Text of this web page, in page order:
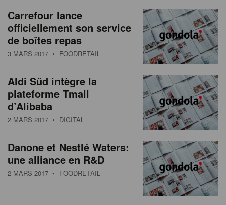
Carrefour lance
officiellement son service
de boîtes repas
3 MARS 2017 • FOODRETAIL
Aldi Süd intègre la
plateforme Tmall
d’Alibaba
2 MARS 2017 • DIGITAL
Danone et Nestlé Waters:
une alliance en R&D
2 MARS 2017 • FOODRETAIL